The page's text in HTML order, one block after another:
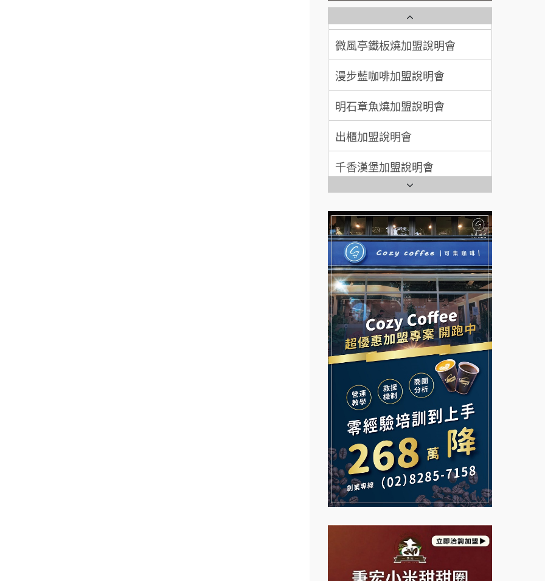
顏 先生/小姐 台北市
加盟預算 100萬 ~ 200萬
廖 先生/小姐
加盟預算 200萬~300萬
鮮茶道加盟說明會
【曉妍美妝】誠徵行政櫃檯
自助洗衣店誠徵代洗收送人員
(台中市)
MUSHEN徵SPA美容芳療師
日十。早午食加盟說明會
拾鑶火鍋加盟說明會
全家加盟說明會
台灣G湯加盟說明會
彭富貴加盟說明會
NU PASTA義大利麵加盟說明
會
潮鍋癮加盟說明會
蓁伙烤倆吃加盟說明會
霏等茶加盟說明會
早安山丘加盟說明會
冰封仙果加盟說明會
Ramble Café 漫步藍咖啡加盟
說明會
微風亭鐵板燒加盟說明會
鮮茶道加盟說明會
【曉妍美妝】誠徵行政櫃檯
鮮茶道加盟說明會
微風亭鐵板燒加盟說明會
漫步藍咖啡加盟說明會
明石章魚燒加盟說明會
出櫃加盟說明會
千香漢堡加盟說明會
七盞茶加盟說明會
拉亞漢堡加盟說明會
杜芳子古味茶鋪加盟說明會
優握握×酸奶大獅加盟說明會
冬城門加盟說明會
拾鑶火鍋加盟說明會
阿性情趣無人販售所加盟明會
龍涎居好湯加盟說明會
舒油頭加盟說明會
韓金量加盟說明會
義氣豐發雞加盟說明會
Mr.Wish加盟說明會
白鬍泡泡 BOHO POPO加盟說
明會